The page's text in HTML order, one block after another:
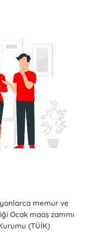
memur ve
Ocak maaş zammı
(TÜİK)